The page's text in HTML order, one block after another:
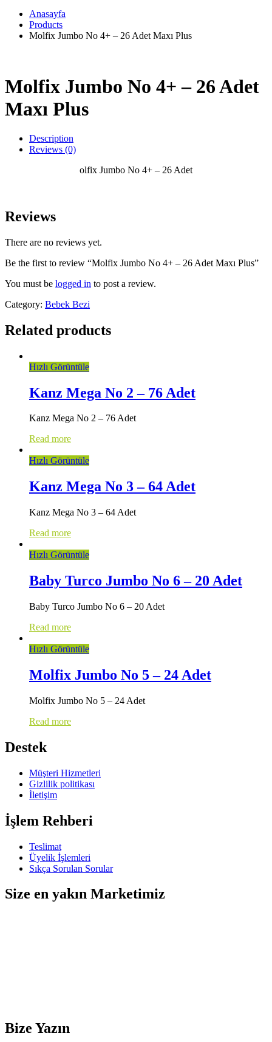
Anasayfa
Products
Molfix Jumbo No 4+ – 26 Adet Maxı Plus
Molfix Jumbo No 4+ – 26 Adet
Maxı Plus
Description
Reviews (0)
olfix Jumbo No 4+ – 26 Adet
Reviews
There are no reviews yet.
Be the first to review “Molfix Jumbo No 4+ – 26 Adet Maxı Plus”
You must be logged in to post a review.
Category: Bebek Bezi
Related products
Hızlı Görüntüle
Kanz Mega No 2 – 76 Adet
Kanz Mega No 2 – 76 Adet
Read more
Hızlı Görüntüle
Kanz Mega No 3 – 64 Adet
Kanz Mega No 3 – 64 Adet
Read more
Hızlı Görüntüle
Baby Turco Jumbo No 6 – 20 Adet
Baby Turco Jumbo No 6 – 20 Adet
Read more
Hızlı Görüntüle
Molfix Jumbo No 5 – 24 Adet
Molfix Jumbo No 5 – 24 Adet
Read more
Destek
Müşteri Hizmetleri
Gizlilik politikası
İletişim
İşlem Rehberi
Teslimat
Üyelik İşlemleri
Sıkça Sorulan Sorular
Size en yakın Marketimiz
Bize Yazın